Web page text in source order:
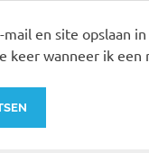
mail en site opslaan
keer wanneer ik een